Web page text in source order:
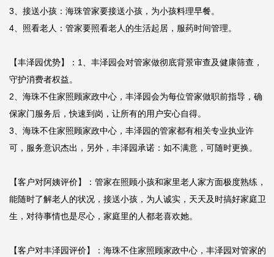
3、接送小孩：海珠管家要接送小孩，为小孩料理早餐。
4、照看老人：管家要照看老人的生活起居，服药时间管理。
【丰泽园优势】：1、丰泽园会对管家做彻底背景审查及健康筛查，
守护消费者权益。
2、海珠不住家照顾家政中心，丰泽园会为每位管家做职前指导，确
保家门服务后，快速到岗，让所有的用户安心自得。
3、海珠不住家照顾家政中心，丰泽园的管家都有相关专业执业许
可，服务意识杰出，另外，丰泽园承诺：如不满意，可随时更换。
【客户对阿姨评价】：管家在照顾小孩和家里老人家方面极度熟练，
能随时了解老人的状况，接送小孩，为人诚实，天天及时搞好家庭卫
生，对待事情也是尽心，家庭里的人都老喜欢她。
【客户对丰泽园评价】：海珠不住家照顾家政中心，丰泽园对管家的